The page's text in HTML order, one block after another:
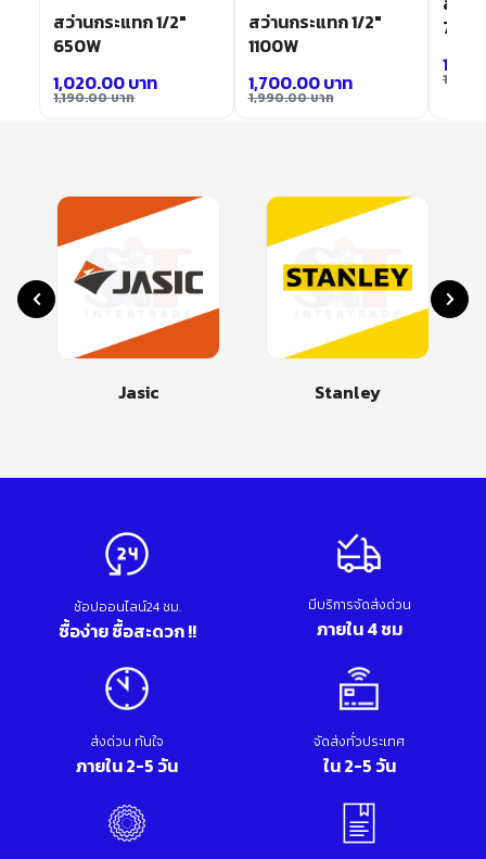
สว่านกระแทก 1/2″
650W
1,190.00บาท
1,020.00บาท
สว่านกระแทก 1/2″
1100W
1,990.00บาท
1,700.00บาท
Jasic Stanley
ช้อปออนไลน์24 ชม.
ซื้อง่าย ซื้อสะดวก !!
มีบริการจัดส่งด่วน
ภายใน 4 ชม
ส่งด่วน ทันใจ
ภายใน 2-5 วัน
จัดส่งทั่วประเทศ
ใน 2-5 วัน